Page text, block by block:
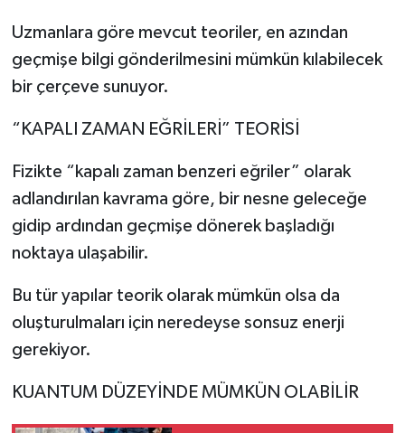
Uzmanlara göre mevcut teoriler, en azından
geçmişe bilgi gönderilmesini mümkün kılabilecek
bir çerçeve sunuyor.
“KAPALI ZAMAN EĞRİLERİ” TEORİSİ
Fizikte “kapalı zaman benzeri eğriler” olarak
adlandırılan kavrama göre, bir nesne geleceğe
gidip ardından geçmişe dönerek başladığı
noktaya ulaşabilir.
Bu tür yapılar teorik olarak mümkün olsa da
oluşturulmaları için neredeyse sonsuz enerji
gerekiyor.
KUANTUM DÜZEYİNDE MÜMKÜN OLABİLİR